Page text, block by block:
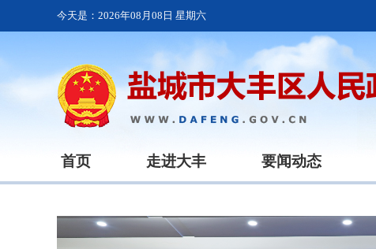
今天是： 2026年08月08日 星期六
首页 走进大丰 要闻动态